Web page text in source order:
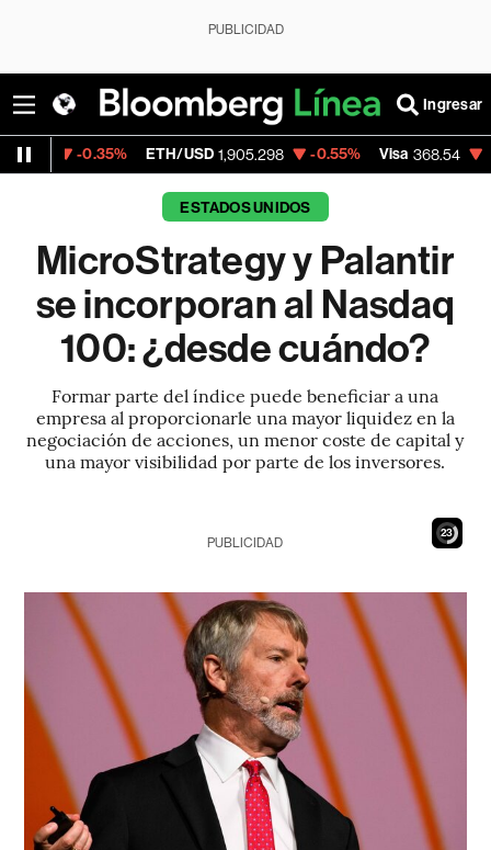
PUBLICIDAD
Ingresar
ETH/USD 1,905.298 -0.55% Visa 368.54 -0.28%
ESTADOS UNIDOS
MicroStrategy y Palantir
se incorporan al Nasdaq
100: ¿desde cuándo?
Formar parte del índice puede beneficiar a una
empresa al proporcionarle una mayor liquidez en la
negociación de acciones, un menor coste de capital y
una mayor visibilidad por parte de los inversores.
21
PUBLICIDAD